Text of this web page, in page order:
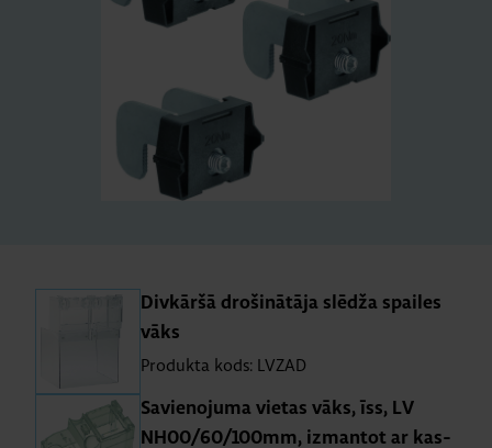
Div­kāršā dro­ši­nā­tāja slēdža spai­les
vāks
Produkta kods: LVZAD
Sa­vie­no­juma vie­tas vāks, īss, LV
NH00/60/100mm, iz­man­tot ar kas­